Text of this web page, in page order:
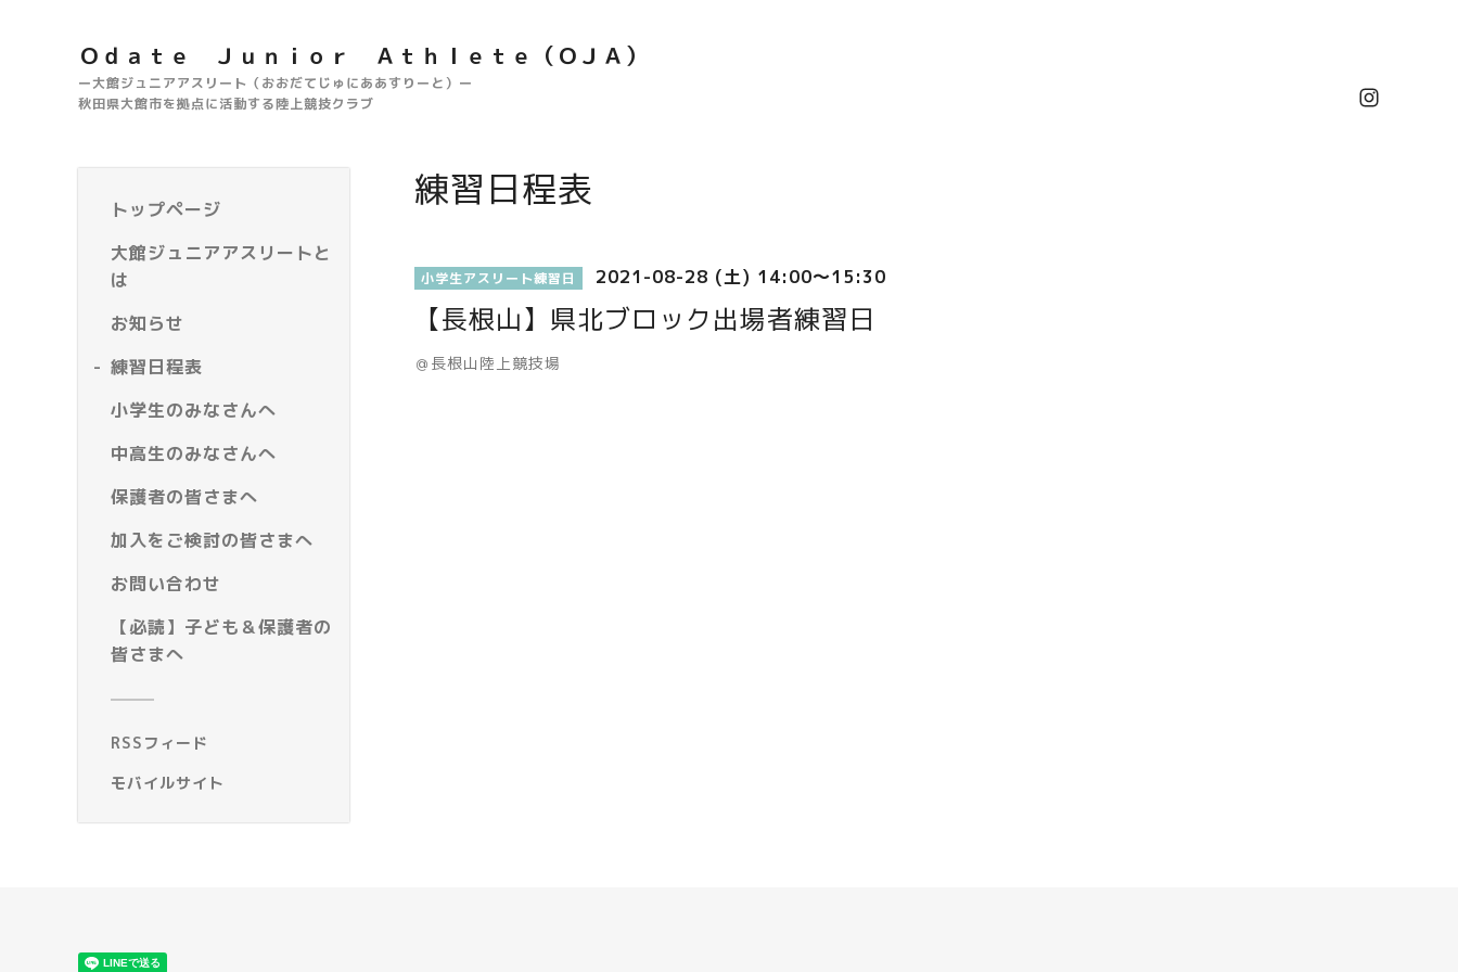
Ｏｄａｔｅ Ｊｕｎｉｏｒ Ａｔｈｌｅｔｅ（ＯＪＡ）
ー大館ジュニアアスリート（おおだてじゅにああすりーと）ー
秋田県大館市を拠点に活動する陸上競技クラブ
トップページ
大館ジュニアアスリートと
は
お知らせ
練習日程表
小学生のみなさんへ
中高生のみなさんへ
保護者の皆さまへ
加入をご検討の皆さまへ
お問い合わせ
【必読】子ども＆保護者の
皆さまへ
RSSフィード
モバイルサイト
練習日程表
小学生アスリート練習日 2021-08-28 (土) 14:00～15:30
【長根山】県北ブロック出場者練習日
＠長根山陸上競技場